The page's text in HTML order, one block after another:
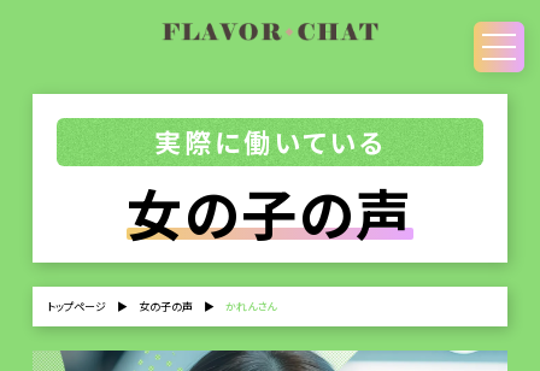
実際に働いている
女の子の声
トップページ▶ 女の子の声▶ かれんさん